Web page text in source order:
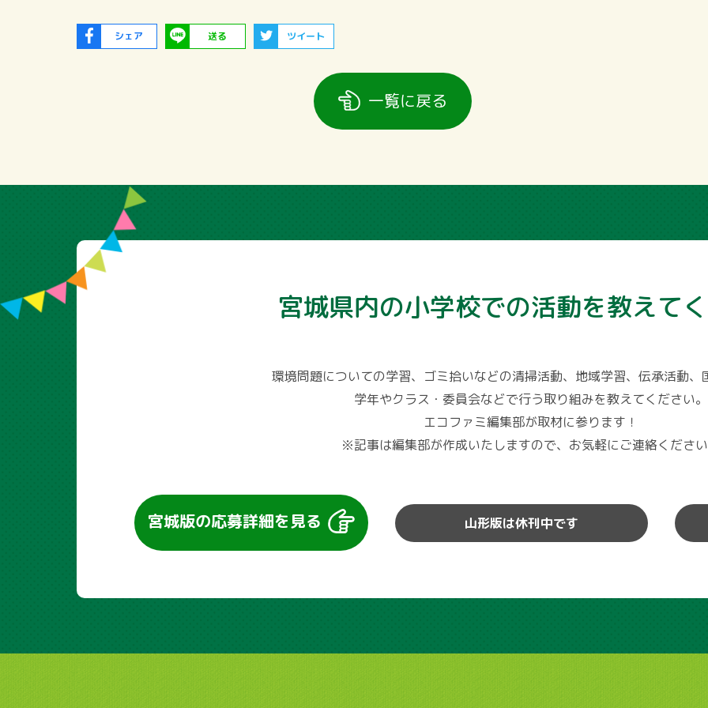
シェア 送る ツイート
一覧に戻る
宮城県内の小学校での活動を教えて
環境問題についての学習、ゴミ拾いなどの清掃活動、地域学習、伝承活動、
学年やクラス・委員会などで行う取り組みを教えてください。
エコファミ編集部が取材に参ります！
※記事は編集部が作成いたしますので、お気軽にご連絡くださ
宮城版の応募詳細を見る 山形版は休刊中です